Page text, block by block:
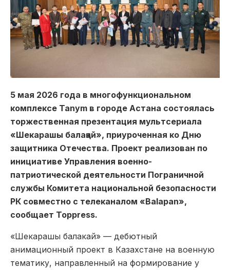
5 мая 2026 года в многофункциональном
комплексе Tanym в городе Астана состоялась
торжественная презентация мультсериала
«Шекарашы балақай», приуроченная ко Дню
защитника Отечества. Проект реализован по
инициативе Управления военно-
патриотической деятельности Пограничной
службы Комитета национальной безопасности
РК совместно с телеканалом «Balapan»,
сообщает Toppress.
«Шекарашы балакай» — дебютный
анимационный проект в Казахстане на военную
тематику, направленный на формирование у